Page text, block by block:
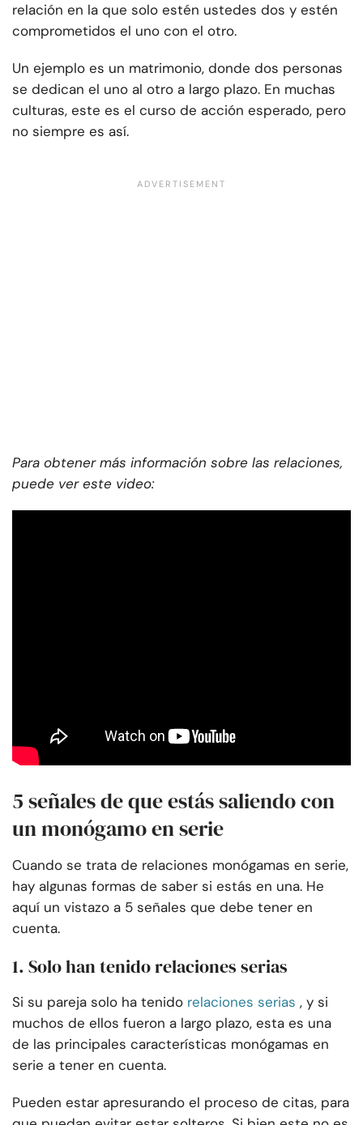
relación en la que solo estén ustedes dos y estén
comprometidos el uno con el otro.
Un ejemplo es un matrimonio, donde dos personas
se dedican el uno al otro a largo plazo. En muchas
culturas, este es el curso de acción esperado, pero
no siempre es así.
Para obtener más información sobre las relaciones,
puede ver este video:
5 señales de que estás saliendo con
un monógamo en serie
Cuando se trata de relaciones monógamas en serie,
hay algunas formas de saber si estás en una. He
aquí un vistazo a 5 señales que debe tener en
cuenta.
1. Solo han tenido relaciones serias
Si su pareja solo ha tenido relaciones serias , y si
muchos de ellos fueron a largo plazo, esta es una
de las principales características monógamas en
serie a tener en cuenta.
Pueden estar apresurando el proceso de citas, para